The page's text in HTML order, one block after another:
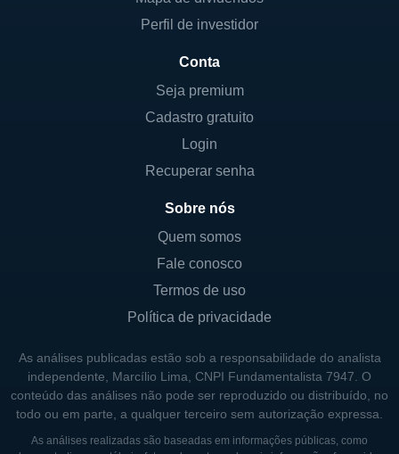
Perfil de investidor
Conta
Seja premium
Cadastro gratuito
Login
Recuperar senha
Sobre nós
Quem somos
Fale conosco
Termos de uso
Política de privacidade
As análises publicadas estão sob a responsabilidade do analista
independente, Marcílio Lima, CNPI Fundamentalista 7947. O
conteúdo das análises não pode ser reproduzido ou distribuído, no
todo ou em parte, a qualquer terceiro sem autorização expressa.
As análises realizadas são baseadas em informações públicas, como